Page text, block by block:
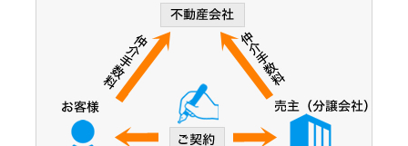
大阪市営谷町線
大阪市営中央線
大阪モノレール線